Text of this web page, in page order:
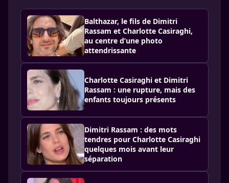
Balthazar, le fils de Dimitri
Rassam et Charlotte Casiraghi,
au centre d’une photo
attendrissante
Charlotte Casiraghi et Dimitri
Rassam : une rupture, mais des
enfants toujours présents
Dimitri Rassam : des mots
tendres pour Charlotte Casiraghi
quelques mois avant leur
séparation